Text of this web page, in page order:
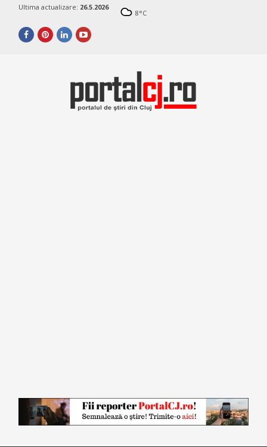
Ultima actualizare: 26.5.2026
8°C